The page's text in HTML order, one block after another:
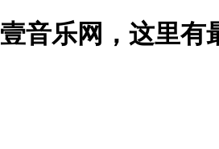
音乐网，这里有